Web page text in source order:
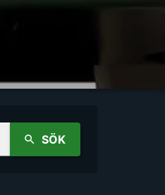
SÖK